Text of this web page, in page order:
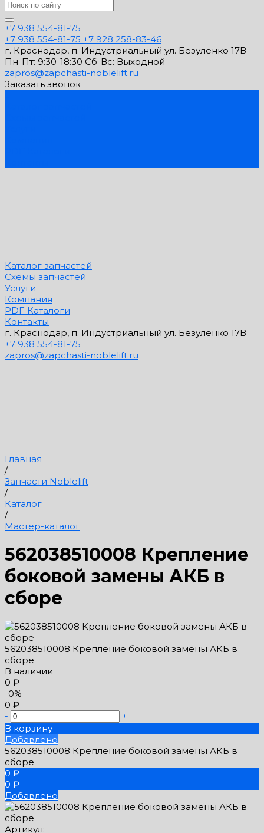
+7 938 554-81-75
+7 938 554-81-75 +7 928 258-83-46
г. Краснодар, п. Индустриальный ул. Безуленко 17В
Пн-Пт: 9:30-18:30 Cб-Вс: Выходной
zapros@zapchasti-noblelift.ru
Заказать звонок
Каталог запчастей
Схемы запчастей
Услуги
Компания
PDF Каталоги
Контакты
г. Краснодар, п. Индустриальный ул. Безуленко 17В
+7 938 554-81-75
zapros@zapchasti-noblelift.ru
Главная
/
Запчасти Noblelift
/
Каталог
/
Мастер-каталог
562038510008 Крепление
боковой замены АКБ в
сборе
562038510008 Крепление боковой замены АКБ в
сборе
В наличии
0 ₽
-0%
0 ₽
-
+
В корзину
Добавлено
562038510008 Крепление боковой замены АКБ в
сборе
0 ₽
0 ₽
Добавлено
Артикул: